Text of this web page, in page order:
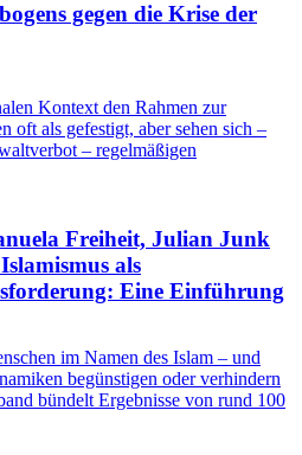
gegen die Krise der
Kontext den Rahmen zur
oft als gefestigt, aber sehen sich –
– regelmäßigen
Freiheit, Julian Junk
als
Eine Einführung
im Namen des Islam – und
begünstigen oder verhindern
bündelt Ergebnisse von rund 100